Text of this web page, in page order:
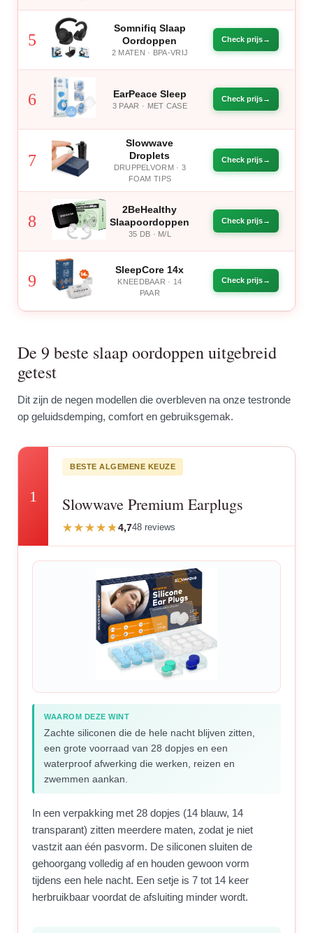
5
Somnifiq Slaap
Oordoppen
2 MATEN · BPA-VRIJ
Check prijs
6 EarPeace Sleep
3 PAAR · MET CASE
Check prijs
7
Slowwave
Droplets
DRUPPELVORM · 3
FOAM TIPS
Check prijs
8
2BeHealthy
Slaapoordoppen
35 DB · M/L
Check prijs
9
SleepCore 14x
KNEEDBAAR · 14
PAAR
Check prijs
De 9 beste slaap oordoppen uitgebreid
getest
Dit zijn de negen modellen die overbleven na onze testronde
op geluidsdemping, comfort en gebruiksgemak.
1
BESTE ALGEMENE KEUZE
Slowwave Premium Earplugs
4,748 reviews
WAAROM DEZE WINT
Zachte siliconen die de hele nacht blijven zitten,
een grote voorraad van 28 dopjes en een
waterproof afwerking die werken, reizen en
zwemmen aankan.
In een verpakking met 28 dopjes (14 blauw, 14
transparant) zitten meerdere maten, zodat je niet
vastzit aan één pasvorm. De siliconen sluiten de
gehoorgang volledig af en houden gewoon vorm
tijdens een hele nacht. Een setje is 7 tot 14 keer
herbruikbaar voordat de afsluiting minder wordt.